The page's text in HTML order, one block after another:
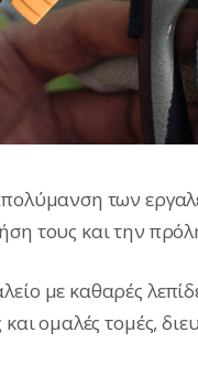
των
τους και την
με καθαρές
και ομαλές τομές,